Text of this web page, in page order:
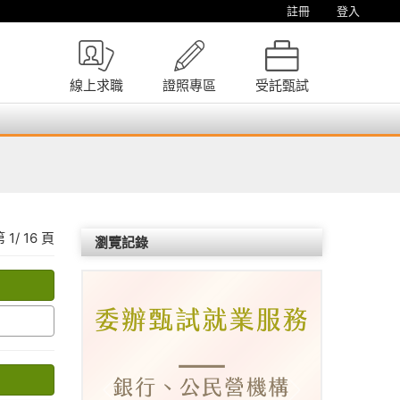
登入
註冊
線上求職 證照專區 受託甄試
1/ 16 頁 瀏覽記錄
r
e
e
x